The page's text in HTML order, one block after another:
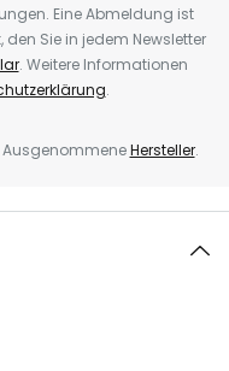
Eine Abmeldung ist
Sie in jedem Newsletter
. Weitere Informationen
.
Hersteller.